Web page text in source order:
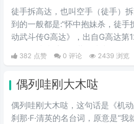
火爆起来。
徒手拆高达，也叫空手（徒手）
到的一般都是:“怀中抱妹杀，徒手
动武斗传G高达》，出自G高达第
是空手拆高达一梗的由来。
382 点赞 0 评论 2439 浏览
偶列哇刚大木哒
偶列哇刚大木哒，这句话是《机
刹那·F·清英的名台词，原意是“